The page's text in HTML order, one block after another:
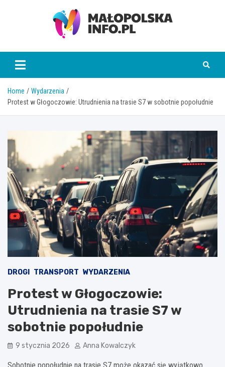
Małopolska Info
Home
Wydarzenia
Protest w Głogoczowie: Utrudnienia na trasie S7 w sobotnie popołudnie
DROGI TRANSPORT WYDARZENIA
Protest w Głogoczowie:
Utrudnienia na trasie S7 w
sobotnie popołudnie
9 stycznia 2026 Anna Kowalczyk